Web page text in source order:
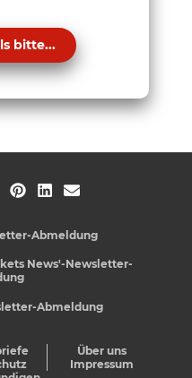
bitte...
Abmeldung
News'-Newsletter-
Abmeldung
Über uns
Impressum